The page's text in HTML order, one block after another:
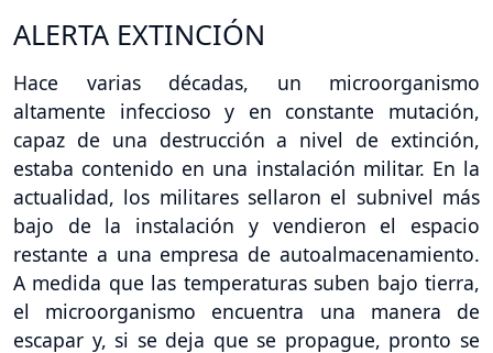
ALERTA EXTINCIÓN
Hace varias décadas, un microorganismo
altamente infeccioso y en constante mutación,
capaz de una destrucción a nivel de extinción,
estaba contenido en una instalación militar. En la
actualidad, los militares sellaron el subnivel más
bajo de la instalación y vendieron el espacio
restante a una empresa de autoalmacenamiento.
A medida que las temperaturas suben bajo tierra,
el microorganismo encuentra una manera de
escapar y, si se deja que se propague, pronto se